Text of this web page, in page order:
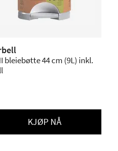
bleiebøtte 44 cm (9L) inkl.
KJØP NÅ